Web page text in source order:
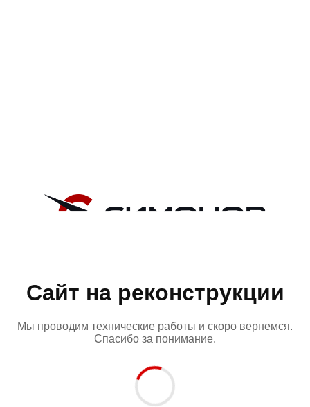
Сайт на реконструкции
Мы проводим технические работы и скоро вернемся.
Спасибо за понимание.